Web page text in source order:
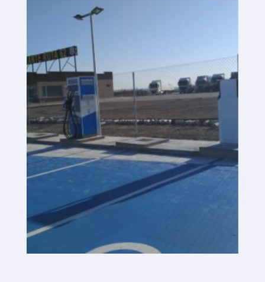
Plataforma SaaS
Plataforma SaaS
Beneficios
Para quién
Buscamos ubicaciones
¿Qué buscamos?
¿Qué ofrecemos?
Mapa